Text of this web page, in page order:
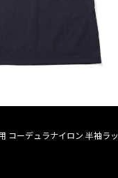
コーデュラナイロン 半袖ラッ